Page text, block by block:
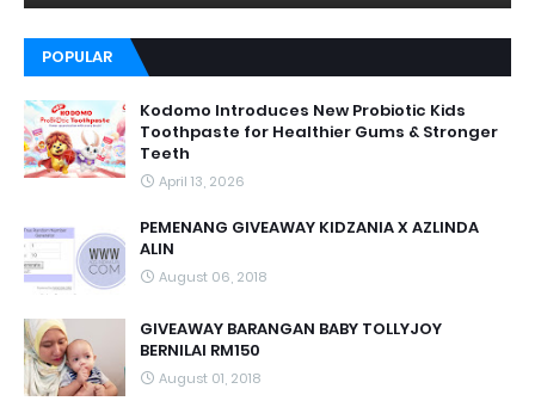
POPULAR
Kodomo Introduces New Probiotic Kids
Toothpaste for Healthier Gums & Stronger
Teeth
April 13, 2026
PEMENANG GIVEAWAY KIDZANIA X AZLINDA
ALIN
August 06, 2018
GIVEAWAY BARANGAN BABY TOLLYJOY
BERNILAI RM150
August 01, 2018